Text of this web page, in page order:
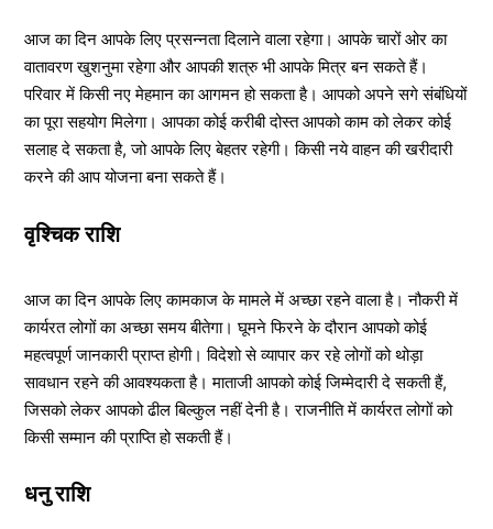
आज का दिन आपके लिए प्रसन्नता दिलाने वाला रहेगा। आपके चारों ओर का
वातावरण खुशनुमा रहेगा और आपकी शत्रु भी आपके मित्र बन सकते हैं।
परिवार में किसी नए मेहमान का आगमन हो सकता है। आपको अपने सगे संबंधियों
का पूरा सहयोग मिलेगा। आपका कोई करीबी दोस्त आपको काम को लेकर कोई
सलाह दे सकता है, जो आपके लिए बेहतर रहेगी। किसी नये वाहन की खरीदारी
करने की आप योजना बना सकते हैं।
वृश्चिक राशि
आज का दिन आपके लिए कामकाज के मामले में अच्छा रहने वाला है। नौकरी में
कार्यरत लोगों का अच्छा समय बीतेगा। घूमने फिरने के दौरान आपको कोई
महत्वपूर्ण जानकारी प्राप्त होगी। विदेशो से व्यापार कर रहे लोगों को थोड़ा
सावधान रहने की आवश्यकता है। माताजी आपको कोई जिम्मेदारी दे सकती हैं,
जिसको लेकर आपको ढील बिल्कुल नहीं देनी है। राजनीति में कार्यरत लोगों को
किसी सम्मान की प्राप्ति हो सकती हैं।
धनु राशि